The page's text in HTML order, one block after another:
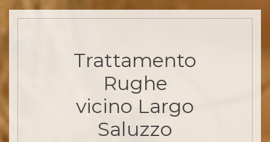
Trattamento
Rughe
vicino Largo
Saluzzo